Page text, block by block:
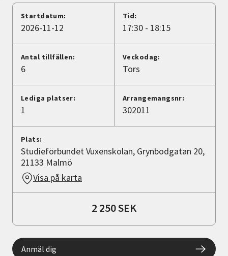
Nyheter
Avdelningar
Lyssna
Startdatum:
2026-11-12
Tid:
17:30 - 18:15
Antal tillfällen:
6
Veckodag:
Tors
Lediga platser:
1
Arrangemangsnr:
302011
Plats:
Studieförbundet Vuxenskolan, Grynbodgatan 20,
21133 Malmö
Visa på karta
2 250 SEK
Anmäl dig